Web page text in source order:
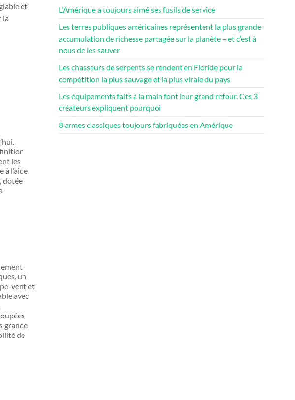
et
la
finition
les
à l’aide
dotée
un
vent et
avec
grande
de
L’Amérique a toujours aimé ses fusils de service
Les terres publiques américaines représentent la plus grande
accumulation de richesse partagée sur la planète – et c’est à
nous de les sauver
Les chasseurs de serpents se rendent en Floride pour la
compétition la plus sauvage et la plus virale du pays
Les équipements faits à la main font leur grand retour. Ces 3
créateurs expliquent pourquoi
8 armes classiques toujours fabriquées en Amérique